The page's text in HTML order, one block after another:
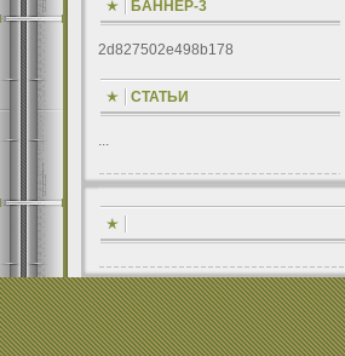
БАННЕР-3
2d827502e498b178
СТАТЬИ
...